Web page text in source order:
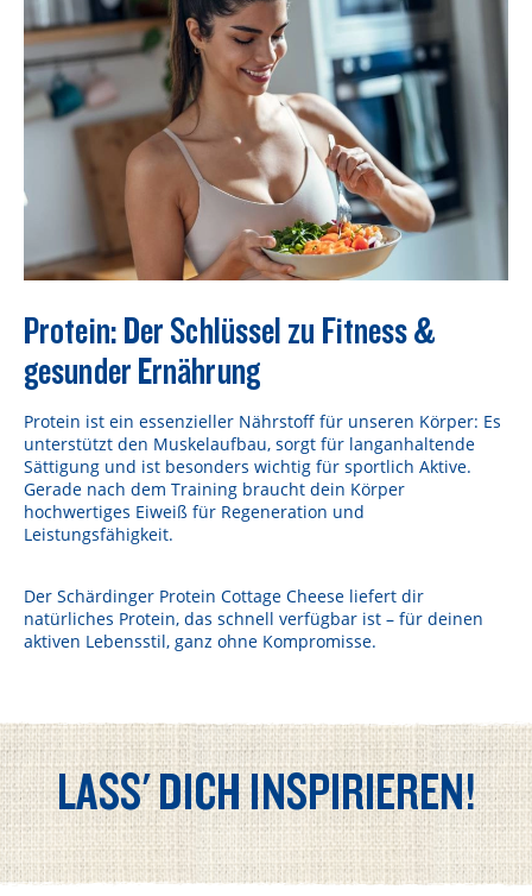
Protein: Der Schlüssel zu Fitness &
gesunder Ernährung
Protein ist ein essenzieller Nährstoff für unseren Körper: Es
unterstützt den Muskelaufbau, sorgt für langanhaltende
Sättigung und ist besonders wichtig für sportlich Aktive.
Gerade nach dem Training braucht dein Körper
hochwertiges Eiweiß für Regeneration und
Leistungsfähigkeit.
Der Schärdinger Protein Cottage Cheese liefert dir
natürliches Protein, das schnell verfügbar ist – für deinen
aktiven Lebensstil, ganz ohne Kompromisse.
LASS' DICH INSPIRIEREN!